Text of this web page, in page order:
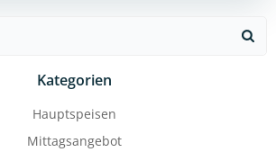
Kategorien
Hauptspeisen
Mittagsangebot